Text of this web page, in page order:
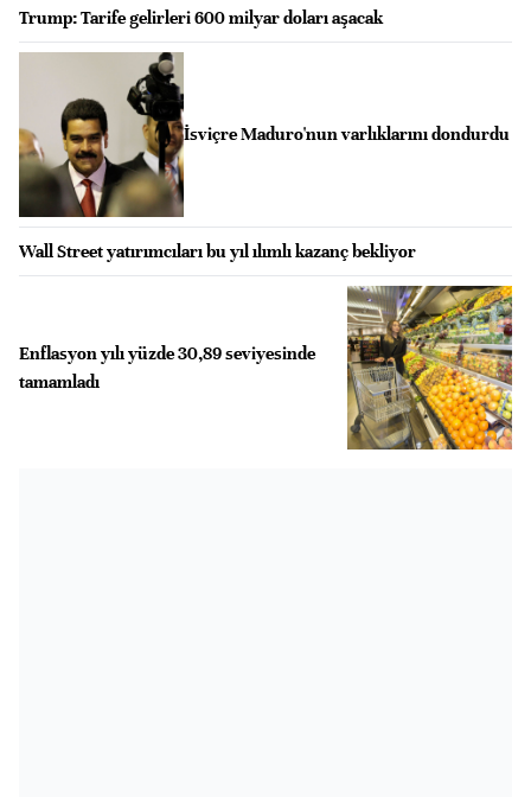
Trump: Tarife gelirleri 600 milyar doları aşacak
İsviçre Maduro'nun varlıklarını dondurdu
Wall Street yatırımcıları bu yıl ılımlı kazanç bekliyor
Enflasyon yılı yüzde 30,89 seviyesinde
tamamladı